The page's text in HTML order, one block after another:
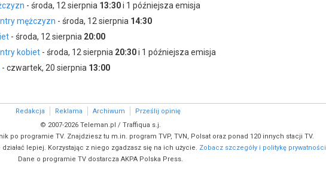
- środa, 12 sierpnia 13:30i 1 późniejsza emisja
mężczyzn - środa, 12 sierpnia 14:30
- środa, 12 sierpnia 20:00
kobiet - środa, 12 sierpnia 20:30i 1 późniejsza emisja
- czwartek, 20 sierpnia 13:00
Redakcja Reklama Archiwum
Prześlij opinię
© 2007-2026 Teleman.pl / Traffiqua s.j.
po programie TV. Znajdziesz tu m.in. program TVP, TVN, Polsat oraz ponad 120 innych stacji TV.
lepiej. Korzystając z niego zgadzasz się na ich użycie. Zobacz szczegóły i politykę prywatności
Dane o programie TV dostarcza AKPA Polska Press.